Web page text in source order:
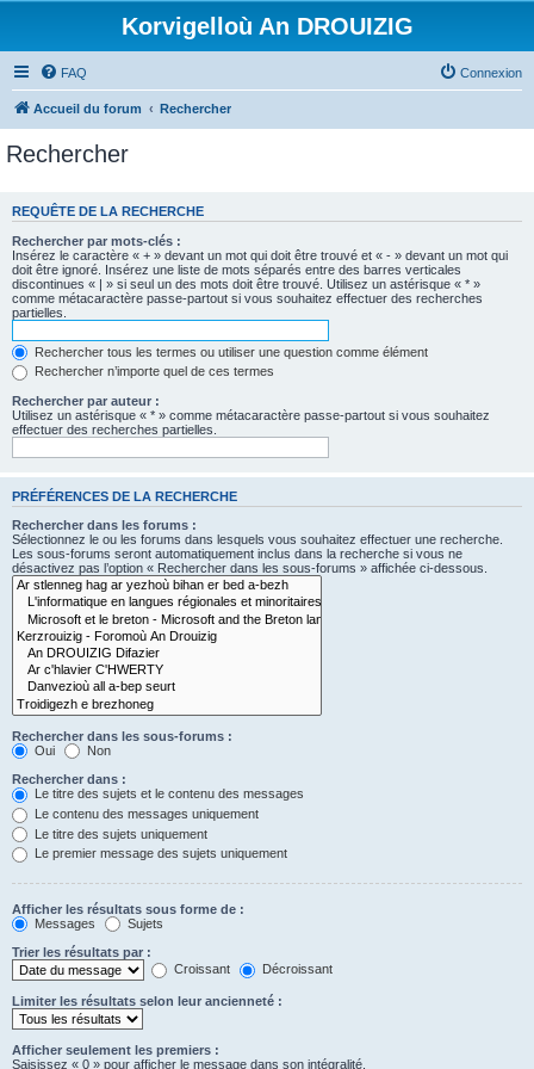
Korvigelloù An DROUIZIG
FAQ Connexion
Accueil du forum Rechercher
Rechercher
REQUÊTE DE LA RECHERCHE
Rechercher par mots-clés :
Insérez le caractère « + » devant un mot qui doit être trouvé et « - » devant un mot qui
doit être ignoré. Insérez une liste de mots séparés entre des barres verticales
discontinues « | » si seul un des mots doit être trouvé. Utilisez un astérisque « * »
comme métacaractère passe-partout si vous souhaitez effectuer des recherches
partielles.
Rechercher tous les termes ou utiliser une question comme élément
Rechercher n’importe quel de ces termes
Rechercher par auteur :
Utilisez un astérisque « * » comme métacaractère passe-partout si vous souhaitez
effectuer des recherches partielles.
PRÉFÉRENCES DE LA RECHERCHE
Rechercher dans les forums :
Sélectionnez le ou les forums dans lesquels vous souhaitez effectuer une recherche.
Les sous-forums seront automatiquement inclus dans la recherche si vous ne
désactivez pas l’option « Rechercher dans les sous-forums » affichée ci-dessous.
Rechercher dans les sous-forums :
Oui
Non
Rechercher dans :
Le titre des sujets et le contenu des messages
Le contenu des messages uniquement
Le titre des sujets uniquement
Le premier message des sujets uniquement
Afficher les résultats sous forme de :
Messages
Sujets
Trier les résultats par :
Croissant
Décroissant
Limiter les résultats selon leur ancienneté :
Afficher seulement les premiers :
Saisissez « 0 » pour afficher le message dans son intégralité.